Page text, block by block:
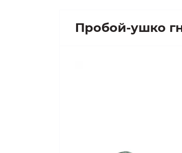
Пробой-ушко